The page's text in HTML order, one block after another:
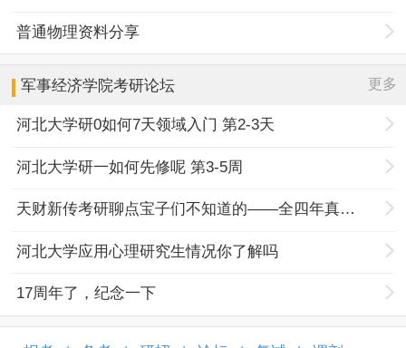
普通物理资料分享
军事经济学院考研论坛 更多
河北大学研0如何7天领域入门 第2-3天
河北大学研一如何先修呢 第3-5周
天财新传考研聊点宝子们不知道的——全四年真题规律+择校优势
河北大学应用心理研究生情况你了解吗
17周年了，纪念一下